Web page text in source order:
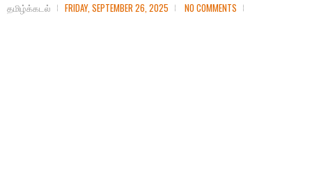
தமிழ்க்கடல் FRIDAY, SEPTEMBER 26, 2025 NO COMMENTS